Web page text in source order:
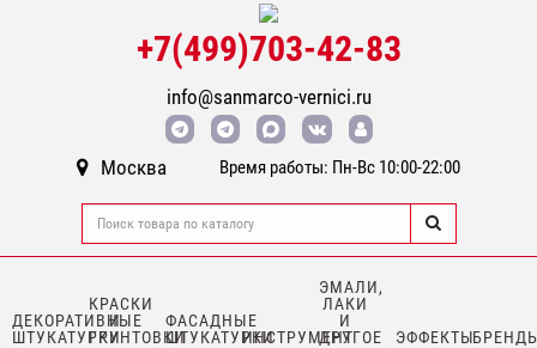
+7(499)703-42-83
info@sanmarco-vernici.ru
Москва Время работы: Пн-Вс 10:00-22:00
ДЕКОРАТИВНЫЕ
ШТУКАТУРКИ
КРАСКИ
И
ГРУНТОВКИ
ФАСАДНЫЕ
ШТУКАТУРКИИНСТРУМЕНТ
ЭМАЛИ,
ЛАКИ
И
ДРУГОЕ
ЭФФЕКТЫ